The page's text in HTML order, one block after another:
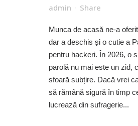
admin
Share
Munca de acasă ne-a
dar a deschis și o cutie a
pentru hackeri. În 2026, o
parolă nu mai este un zid,
sfoară subțire. Dacă vrei
să rămână sigură în timp
lucrează din sufragerie...